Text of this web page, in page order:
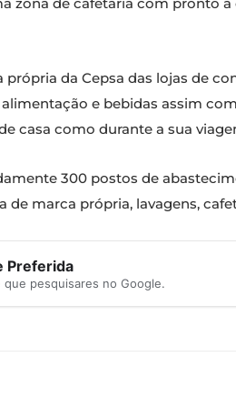
da Cepsa das lojas de
e bebidas assim
casa como durante a sua
300 postos de
marca própria, lavagens,
Preferida
pesquisares no Google.